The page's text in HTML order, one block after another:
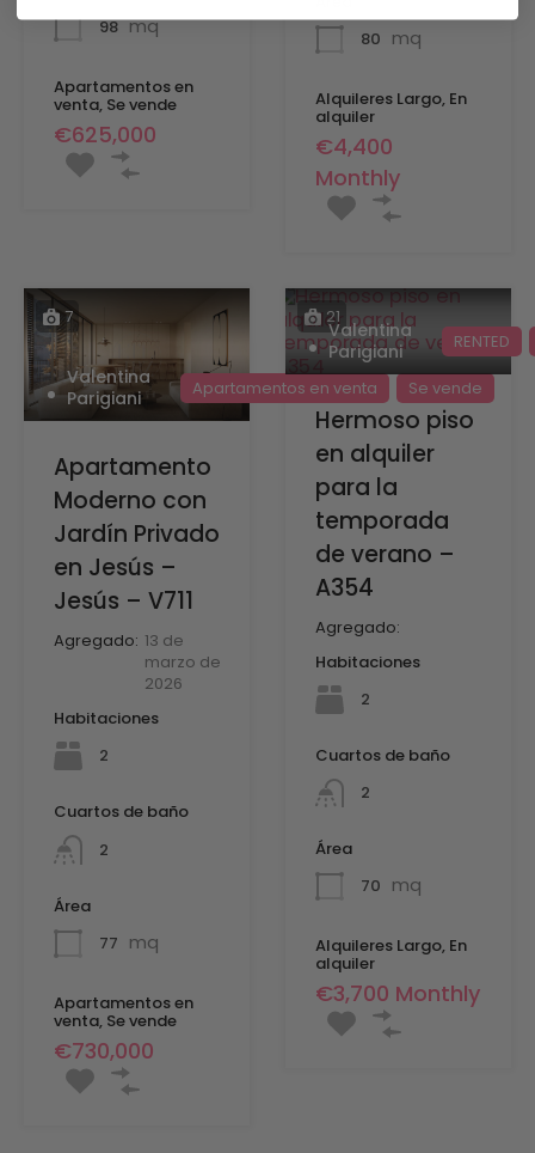
98 mq
Apartamentos en
venta, Se vende
€625,000
80 mq
Alquileres Largo, En
alquiler
€4,400
Monthly
7
Valentina
Parigiani
Apartamentos en venta Se vende
Apartamento
Moderno con
Jardín Privado
en Jesús –
Jesús – V711
Agregado: 13 de
marzo de
2026
Habitaciones
2
Cuartos de baño
2
Área
77 mq
Apartamentos en
venta, Se vende
€730,000
21
Valentina
Parigiani
RENTED
Hermoso piso
en alquiler
para la
temporada
de verano –
A354
Agregado:
Habitaciones
2
Cuartos de baño
2
Área
70 mq
Alquileres Largo, En
alquiler
€3,700 Monthly